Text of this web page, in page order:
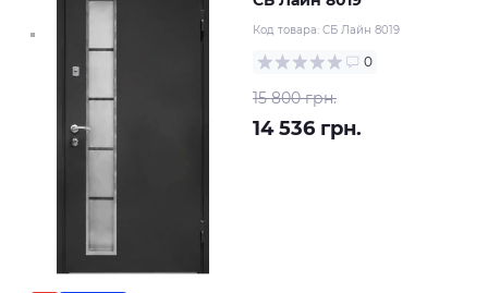
Код товара: СБ Лайн 8019
0
15 800 грн.
14 536 грн.